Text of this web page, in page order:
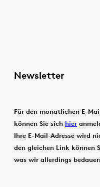
Newsletter
Für den monatlichen E-
können Sie sich hier
Ihre E-Mail-Adresse wird
den gleichen Link können
was wir allerdings